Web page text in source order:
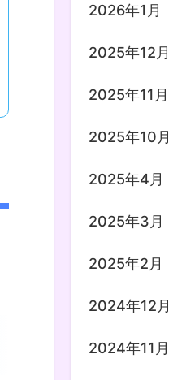
2026年1月
2025年12月
2025年11月
2025年10月
2025年4月
2025年3月
2025年2月
2024年12月
2024年11月